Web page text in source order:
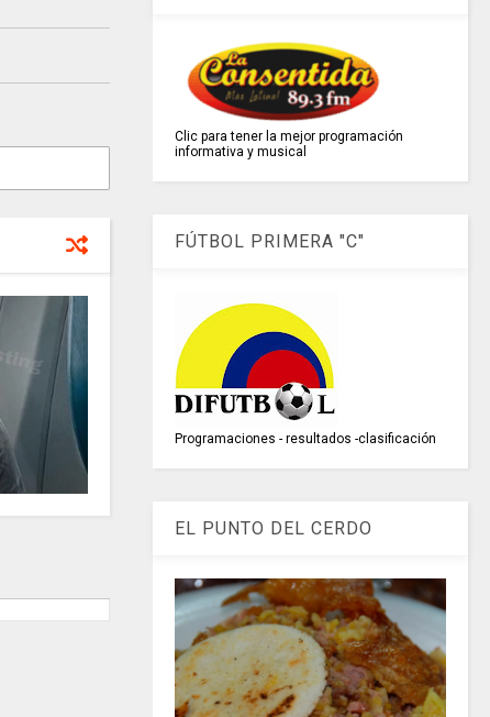
Clic para tener la mejor programación
informativa y musical
FÚTBOL PRIMERA "C"
Programaciones - resultados -clasificación
EL PUNTO DEL CERDO